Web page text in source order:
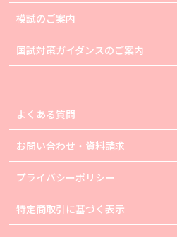
模試のご案内
国試対策ガイダンスのご案内
よくある質問
お問い合わせ・資料請求
プライバシーポリシー
特定商取引に基づく表示